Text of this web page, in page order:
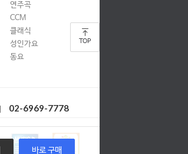
바로 구매
연주곡
CCM
클래식
성인가요
동요
02-6969-7778
TOP